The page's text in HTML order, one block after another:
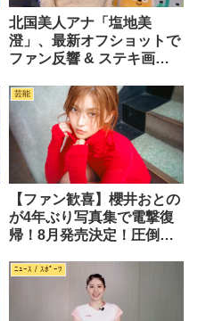
北国美人アナ「塩地美
澄」、最新オフショットで
ファン反響 & ステキ画像
芸能
【ファン歓喜】櫻井おとの
が4年ぶり写真集で電撃復
帰！8月発売決定！圧倒的
了！！
ﾆｭｰｽ / ｽﾎﾟｰﾂ